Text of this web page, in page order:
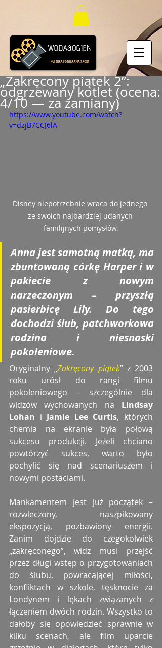
„Zakręcony piątek 2”:
odgrzewany kotlet (ocena:
4/10 — za zamiany)
https://www.youtube.com/watch?
v=dzjB7CCJ6lA
Disney niepotrzebnie wraca do jednego
ze swoich najbardziej udanych
familijnych pomysłów.
Anna jest samotną matką, ma
zbuntowaną córkę Harper i w
pakiecie z nowym
narzeczonym – przyszłą
pasierbicę Lily. Do tego
dochodzi ślub, patchworkowa
rodzina i niesnaski
pokoleniowe.
Oryginalny „Zakręcony piątek” z 2003
roku urósł do rangi filmu
pokoleniowego – szczególnie dla
widzów wychowanych na Lindsay
Lohan i Jamie Lee Curtis, których
chemia na ekranie była połową
sukcesu produkcji. Jeżeli chciano
powtórzyć sukces, warto było
pochylić się nad scenariuszem i
nowymi postaciami.
Mankamentem jest już początek –
rozwleczony, naszpikowany
ekspozycją, pozbawiony energii.
Zanim dojdzie do czegokolwiek
„zakręconego”, widz musi przejść
przez długi wstęp o przygotowaniach
do ślubu, powracającej miłości,
konfliktach w szkole, tęsknocie za
Londynem i lękach związanych z
łączeniem dwóch rodzin. Wszystko to
dałoby się opowiedzieć sprawnie w
kilku scenach, ale film uparcie